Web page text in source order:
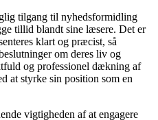
tilgang til nyhedsformidling
tillid blandt sine læsere. Det er
klart og præcist, så
om deres liv og
og professionel dækning af
at styrke sin position som en
vigtigheden af at engagere